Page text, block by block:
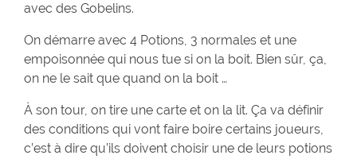
avec des Gobelins.
On démarre avec 4 Potions, 3 normales et une
empoisonnée qui nous tue si on la boit. Bien sûr, ça,
on ne le sait que quand on la boit …
À son tour, on tire une carte et on la lit. Ça va définir
des conditions qui vont faire boire certains joueurs,
c’est à dire qu’ils doivent choisir une de leurs potions